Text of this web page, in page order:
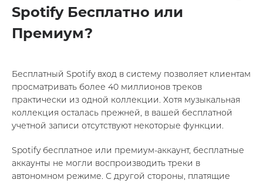
Spotify Бесплатно или
Премиум?
Бесплатный Spotify вход в систему позволяет клиентам
просматривать более 40 миллионов треков
практически из одной коллекции. Хотя музыкальная
коллекция осталась прежней, в вашей бесплатной
учетной записи отсутствуют некоторые функции.
Spotify бесплатное или премиум-аккаунт, бесплатные
аккаунты не могли воспроизводить треки в
автономном режиме. С другой стороны, платящие